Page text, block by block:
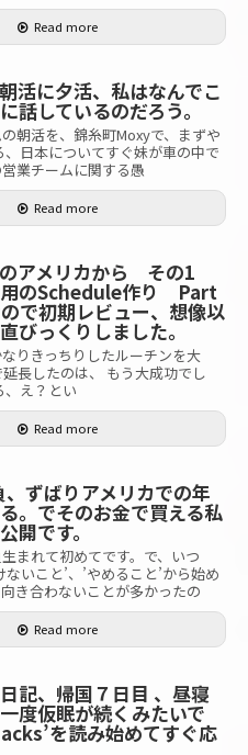
Read more
活に夕活、私はなんでこ
話しているのだろう。
朝活を、錦糸町Moxyで、まずや
、日本についてすぐ妹が車の中で
業チームに関する愚
Read more
アメリカから その1
用のSchedule作り Part
で初期レビュー、想像以
びっくりしました。
りきっちりしたルーチンを大
長したのは、 もう大成功でし
、え？とい
Read more
ずばりアメリカでの年
。でそのお金で買える私
開です。
まれて初めてです。で、いつ
いこと’、’やめること’から始め
き合わないことが多かったの
Read more
記、帰国７日目 、昼寝
度仮眠が続くみたいで
を読み始めてすぐ応